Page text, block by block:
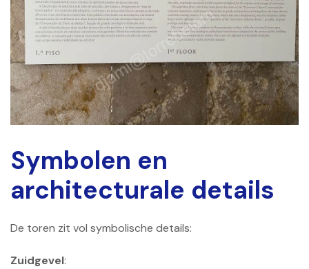
Symbolen en
architecturale details
De toren zit vol symbolische details:
Zuidgevel: